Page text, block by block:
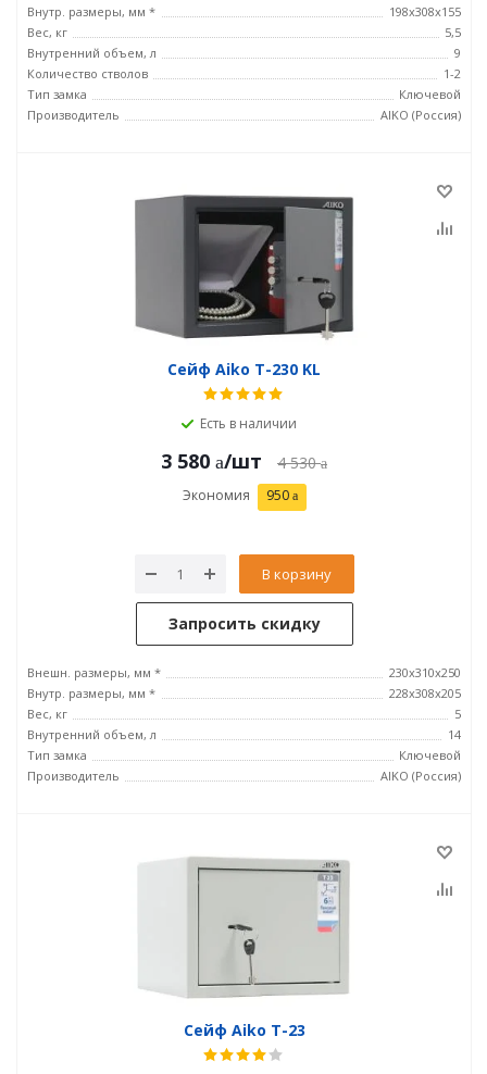
Внутр. размеры, мм *
198x308x155
Вес, кг
5,5
Внутренний объем, л
9
Количество стволов
1-2
Тип замка
Ключевой
Производитель
AIKO (Россия)
Сейф Aiko T-230 KL
Есть в наличии
3 580 /шт 4 530
Экономия 950
В корзину
Запросить скидку
Внешн. размеры, мм *
230x310x250
Внутр. размеры, мм *
228x308x205
Вес, кг
5
Внутренний объем, л
14
Тип замка
Ключевой
Производитель
AIKO (Россия)
Сейф Aiko T-23